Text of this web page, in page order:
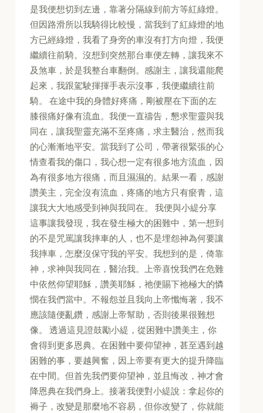
是我便想切到左邊，靠著分隔線到前方等紅綠燈。
但因路滑所以我騎得比較慢，當我到了紅綠燈的地
方已經綠燈，我看了身旁的車沒有打方向燈，我便
繼續往前騎。沒想到突然那台車便左轉，讓我來不
及煞車，於是我整台車翻倒。感謝主，讓我還能爬
起來，我跟駕駛揮揮手表示沒事，我便繼續往前
騎。 在途中我的身體好疼痛，剛被壓在下面的左
膝很痛好像有流血。我便一直禱告，懇求聖靈與我
同在，讓我聖靈充滿不至疼痛，求主醫治，然而我
的心漸漸地平安。當我到了公司，帶著很緊張的心
情查看我的傷口，我心想一定有很多地方流血，因
為有很多地方很痛，而且濕濕的。結果一看，感謝
讚美主，完全沒有流血，疼痛的地方只有瘀青，這
讓我大大地感受到神與我同在。 我便與小緹分享
這事讓我發現，我在發生極大的困難中，第一想到
的不是咒罵讓我摔車的人，也不是埋怨神為何要讓
我摔車，怎麼沒保守我的平安。我想到的是，倚靠
神，求神與我同在，醫治我。上帝喜悅我們在危難
中依然仰望耶穌，讚美耶穌，祂便賜下祂極大的憐
憫在我們當中。不報怨並且我向上帝懺悔著，我不
應該隨便亂鑽，感謝上帝幫助，否則後果很難想
像。 透過這見證鼓勵小緹，從困難中讚美主，你
會得到更多恩典。在困難中要仰望神，甚至遇到越
困難的事，要越興奮，因上帝要有更大的提升降臨
在中間。但首先我們要仰望神，並且悔改，神才會
降恩典在我們身上。接著我便對小緹說：拿起你的
褥子，改變是那麼地不容易，但你改變了，你就能